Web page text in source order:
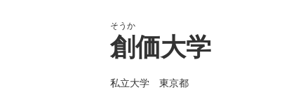
そうか
創価大学
私立大学 東京都